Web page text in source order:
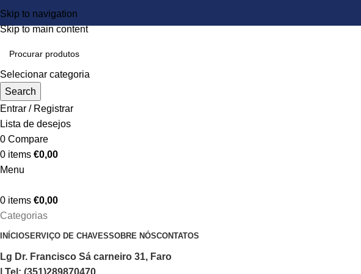
Skip to navigation
Skip to main content
Selecionar categoria
Search
Entrar / Registrar
Lista de desejos
0 Compare
0 items €0,00
Menu
0 items €0,00
Categorias
INÍCIOSERVIÇO DE CHAVESSOBRE NÓSCONTATOS
Lg Dr. Francisco Sá carneiro 31, Faro
| Tel: (351)289870470